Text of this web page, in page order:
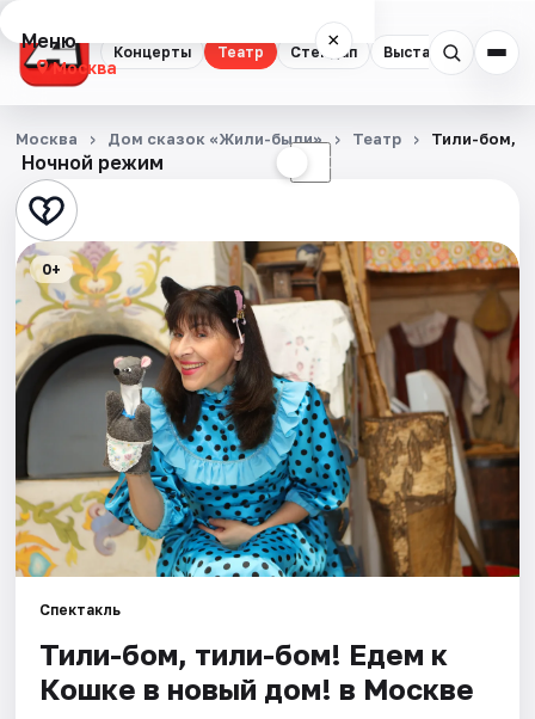
Концерты Театр Стендап Выставки
Меню ×
Москва
Концерты
Театр
Стендап
Выставки
Квесты
Экскурсии
События
Площадки
Артисты
Ночной режим ☾
Москва Дом сказок «Жили-были» Театр Тили-бом,
0+
Спектакль
Тили-бом, тили-бом! Едем к
Кошке в новый дом! в Москве